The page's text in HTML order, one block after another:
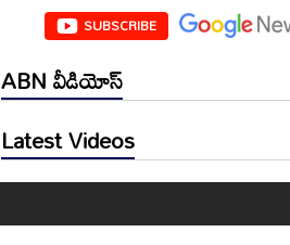
SUBSCRIBE
ABN వీడియోస్
Latest Videos